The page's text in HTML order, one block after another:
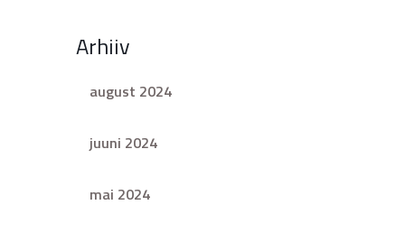
Arhiiv
august 2024
juuni 2024
mai 2024